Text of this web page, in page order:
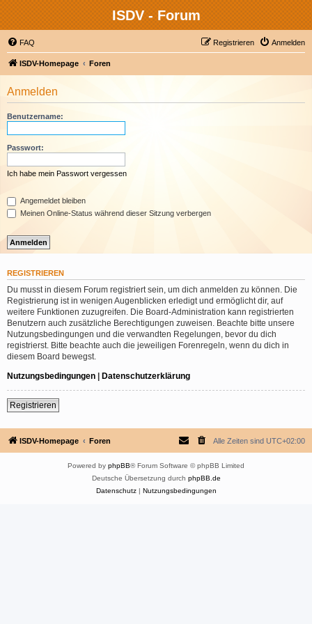
ISDV - Forum
FAQ Anmelden
Registrieren
ISDV-Homepage Foren
Anmelden
Benutzername:
Passwort:
Ich habe mein Passwort vergessen
Angemeldet bleiben
Meinen Online-Status während dieser Sitzung verbergen
REGISTRIEREN
Du musst in diesem Forum registriert sein, um dich anmelden zu können. Die
Registrierung ist in wenigen Augenblicken erledigt und ermöglicht dir, auf
weitere Funktionen zuzugreifen. Die Board-Administration kann registrierten
Benutzern auch zusätzliche Berechtigungen zuweisen. Beachte bitte unsere
Nutzungsbedingungen und die verwandten Regelungen, bevor du dich
registrierst. Bitte beachte auch die jeweiligen Forenregeln, wenn du dich in
diesem Board bewegst.
Nutzungsbedingungen | Datenschutzerklärung
Registrieren
ISDV-Homepage Foren Alle Zeiten sind UTC+02:00
Powered by phpBB® Forum Software © phpBB Limited
Deutsche Übersetzung durch phpBB.de
Datenschutz| Nutzungsbedingungen